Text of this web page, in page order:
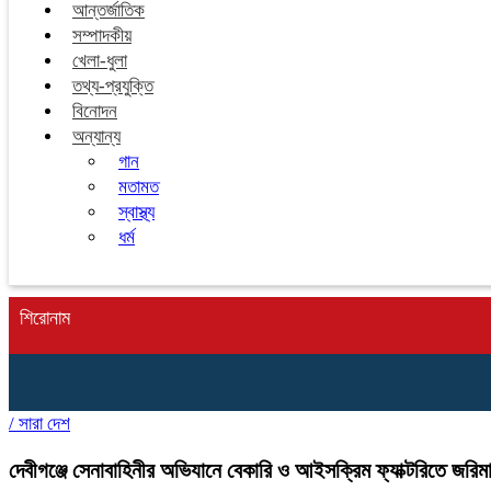
আন্তর্জাতিক
সম্পাদকীয়
খেলা-ধুলা
তথ্য-প্রযুক্তি
বিনোদন
অন্যান্য
গান
মতামত
স্বাস্থ্য
ধর্ম
শিরোনাম
/ সারা দেশ
দেবীগঞ্জে সেনাবাহিনীর অভিযানে বেকারি ও আইসক্রিম ফ্যাক্টরিতে